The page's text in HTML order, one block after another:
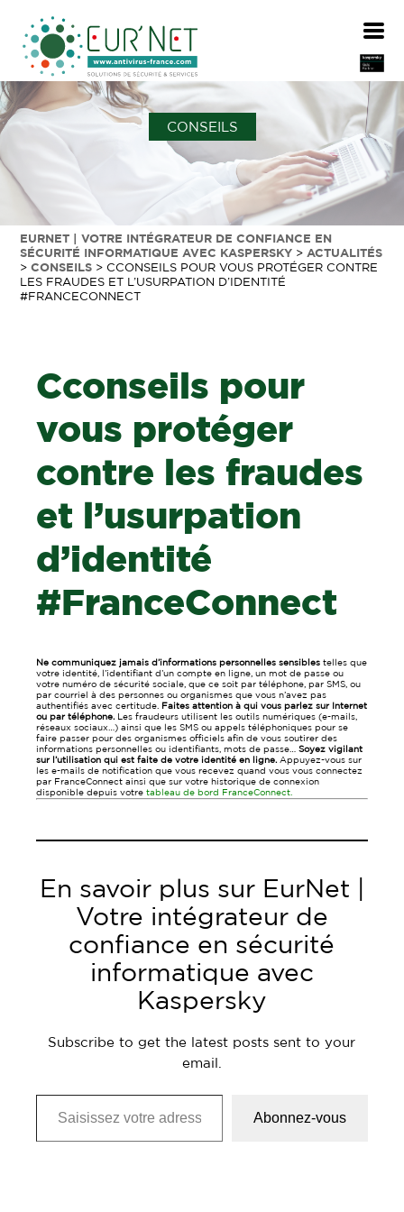
CONSEILS
EURNET | VOTRE INTÉGRATEUR DE CONFIANCE EN
SÉCURITÉ INFORMATIQUE AVEC KASPERSKY >ACTUALITÉS
>CONSEILS > CCONSEILS POUR VOUS PROTÉGER CONTRE
LES FRAUDES ET L’USURPATION D’IDENTITÉ
#FRANCECONNECT
Cconseils pour
vous protéger
contre les fraudes
et l’usurpation
d’identité
#FranceConnect
Ne communiquez jamais d’informations personnelles sensibles telles que
votre identité, l’identifiant d’un compte en ligne, un mot de passe ou
votre numéro de sécurité sociale, que ce soit par téléphone, par SMS, ou
par courriel à des personnes ou organismes que vous n’avez pas
authentifiés avec certitude. Faites attention à qui vous parlez sur Internet
ou par téléphone.Les fraudeurs utilisent les outils numériques (e-mails,
réseaux sociaux…) ainsi que les SMS ou appels téléphoniques pour se
faire passer pour des organismes officiels afin de vous soutirer des
informations personnelles ou identifiants, mots de passe…Soyez vigilant
sur l’utilisation qui est faite de votre identité en ligne.Appuyez-vous sur
les e-mails de notification que vous recevez quand vous vous connectez
par FranceConnect ainsi que sur votre historique de connexion
disponible depuis votretableau de bord FranceConnect.
En savoir plus sur EurNet |
Votre intégrateur de
confiance en sécurité
informatique avec
Kaspersky
Subscribe to get the latest posts sent to your
email.
Saisissez votre adresse e-mail…
Abonnez-vous